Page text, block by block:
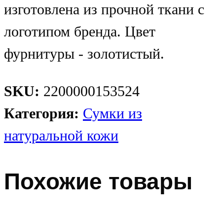
изготовлена из прочной ткани с
логотипом бренда. Цвет
фурнитуры - золотистый.
SKU: 2200000153524
Категория: Сумки из
натуральной кожи
Похожие товары